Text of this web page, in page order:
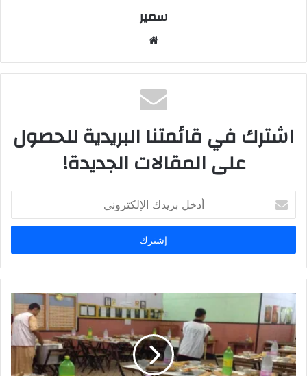
سمير
اشترك في قائمتنا البريدية للحصول
على المقالات الجديدة!
بريدك
الإلكتروني